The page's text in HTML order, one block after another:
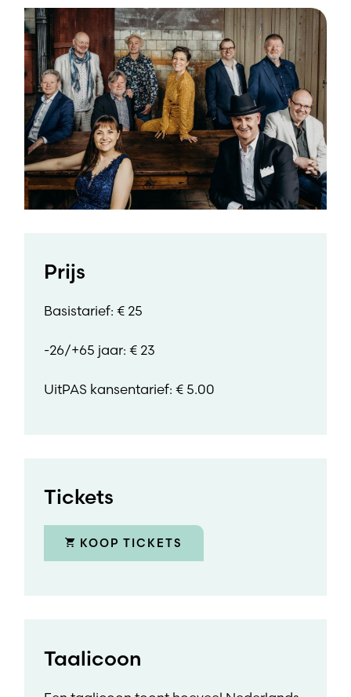
Prijs
Basistarief: € 25
-26/+65 jaar: € 23
UitPAS kansentarief: € 5.00
Tickets
KOOP TICKETS
Taalicoon